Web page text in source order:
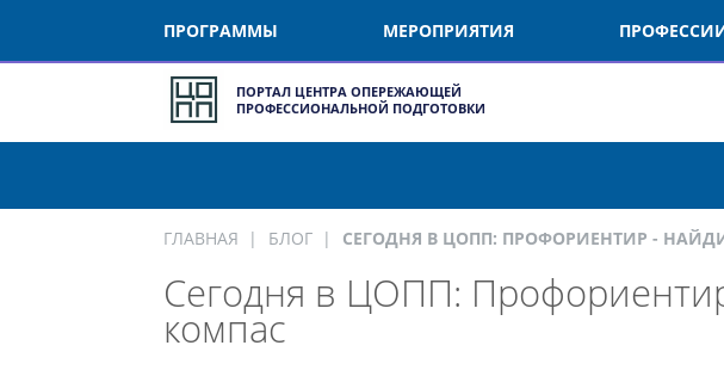
ПРОГРАММЫ МЕРОПРИЯТИЯ ПРОФЕССИИ
ПОРТАЛ ЦЕНТРА ОПЕРЕЖАЮЩЕЙ
ПРОФЕССИОНАЛЬНОЙ ПОДГОТОВКИ
ГЛАВНАЯ БЛОГ СЕГОДНЯ В ЦОПП: ПРОФОРИЕНТИР -
Сегодня в ЦОПП:
компас